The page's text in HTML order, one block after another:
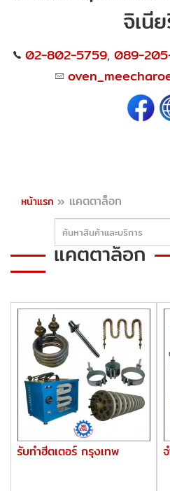
จิเนี
02-802-5759, 089-
หน้าแรก » แคตตาล็อก
แคตตาล็อก
รับทำฮีตเตอร์ กรุงเทพ